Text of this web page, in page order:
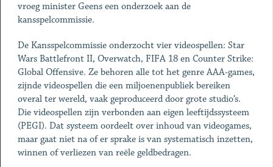
vroeg minister Geens een onderzoek aan de
kansspelcommissie.
De Kansspelcommissie onderzocht vier videospellen: Star
Wars Battlefront II, Overwatch, FIFA 18 en Counter Strike:
Global Offensive. Ze behoren alle tot het genre AAA-games,
zijnde videospellen die een miljoenenpubliek bereiken
overal ter wereld, vaak geproduceerd door grote studio’s.
Die videospellen zijn verbonden aan eigen leeftijdssysteem
(PEGI). Dat systeem oordeelt over inhoud van videogames,
maar gaat niet na of er sprake is van systematisch inzetten,
winnen of verliezen van reële geldbedragen.